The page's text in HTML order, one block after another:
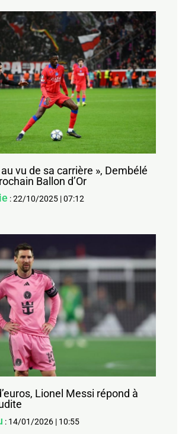
vu de sa carrière », Dembélé
Ballon d’Or
:22/10/2025 |07:12
Lionel Messi répond à
: 14/01/2026 | 10:55